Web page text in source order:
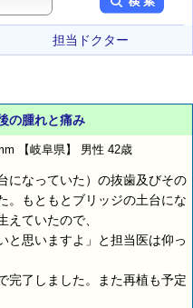
担当ドクター
の腫れと痛み
【岐阜県】 男性 42歳
になっていた）の抜歯及びその
。もともとブリッジの土台にな
えていたので、
と思いますよ」と担当医は仰っ
完了しました。また再植も予定